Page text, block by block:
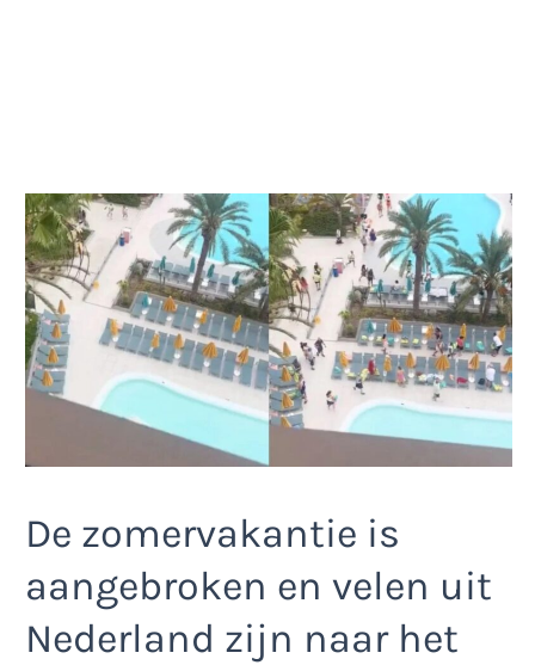
De zomervakantie is
aangebroken en velen uit
Nederland zijn naar het